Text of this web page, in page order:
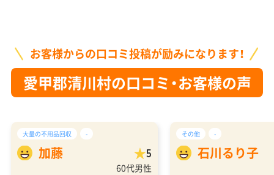
お客様からの口コミ投稿が励みになります！
愛甲郡清川村の口コミ・お客様の声
大量の不用品回収 -
加藤 5
60代男性
その他 -
石川るり子